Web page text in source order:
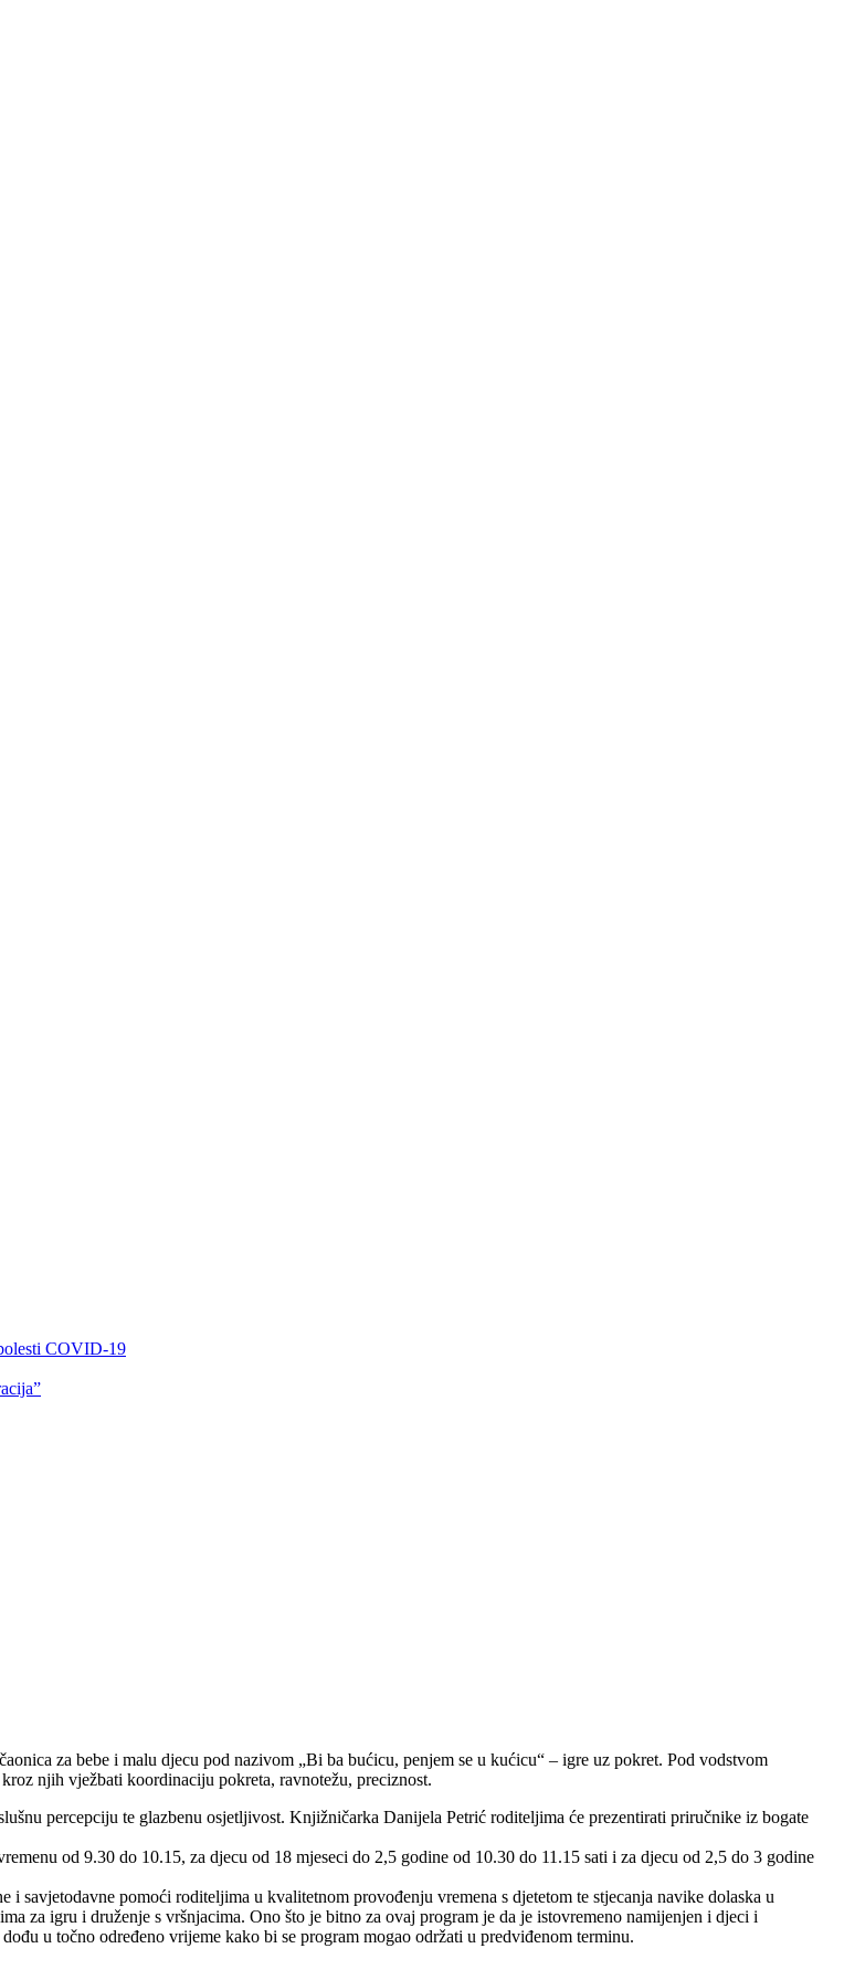
COVID-19
za bebe i malu djecu pod nazivom „Bi ba bućicu, penjem se u kućicu“ – igre uz pokret. Pod vodstvom
njih vježbati koordinaciju pokreta, ravnotežu, preciznost.
percepciju te glazbenu osjetljivost. Knjižničarka Danijela Petrić roditeljima će prezentirati priručnike iz bogate
od 9.30 do 10.15, za djecu od 18 mjeseci do 2,5 godine od 10.30 do 11.15 sati i za djecu od 2,5 do 3 godine
pomoći roditeljima u kvalitetnom provođenju vremena s djetetom te stjecanja navike dolaska u
za igru i druženje s vršnjacima. Ono što je bitno za ovaj program je da je istovremeno namijenjen i djeci i
u točno određeno vrijeme kako bi se program mogao održati u predviđenom terminu.